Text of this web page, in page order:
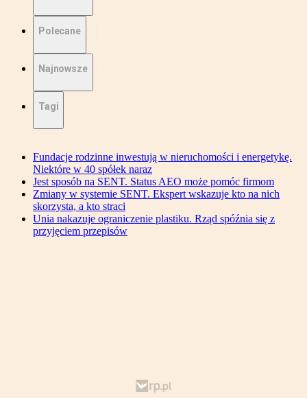
Polecane
Najnowsze
Tagi
Fundacje rodzinne inwestują w nieruchomości i energetykę.
Niektóre w 40 spółek naraz
Jest sposób na SENT. Status AEO może pomóc firmom
Zmiany w systemie SENT. Ekspert wskazuje kto na nich
skorzysta, a kto straci
Unia nakazuje ograniczenie plastiku. Rząd spóźnia się z
przyjęciem przepisów